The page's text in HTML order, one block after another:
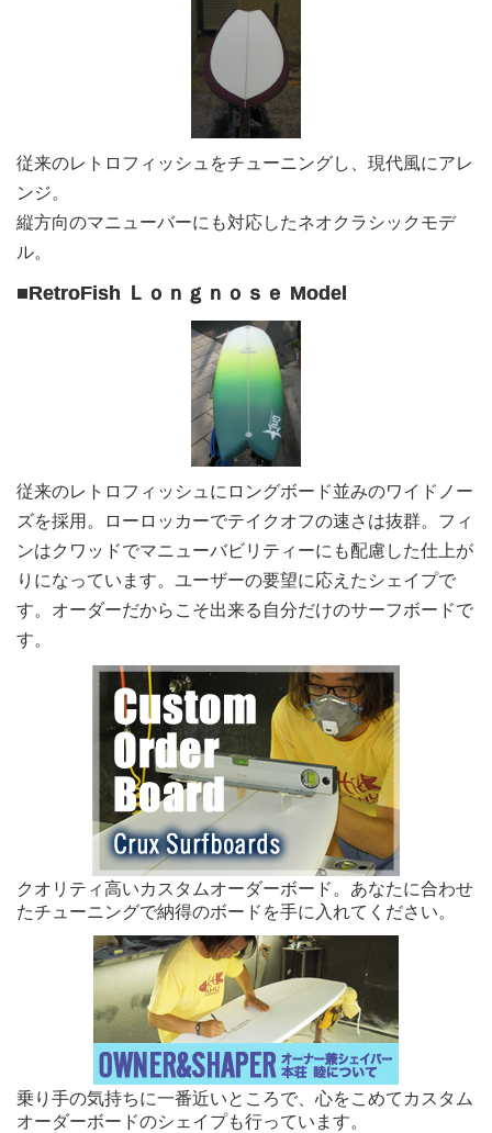
従来のレトロフィッシュをチューニングし、現代風にアレ
ンジ。
縦方向のマニューバーにも対応したネオクラシックモデ
ル。
■RetroFish Ｌｏｎｇｎｏｓｅ Model
従来のレトロフィッシュにロングボード並みのワイドノー
ズを採用。ローロッカーでテイクオフの速さは抜群。フィ
ンはクワッドでマニューバビリティーにも配慮した仕上が
りになっています。ユーザーの要望に応えたシェイプで
す。オーダーだからこそ出来る自分だけのサーフボードで
す。
クオリティ高いカスタムオーダーボード。あなたに合わせ
たチューニングで納得のボードを手に入れてください。
乗り手の気持ちに一番近いところで、心をこめてカスタム
オーダーボードのシェイプも行っています。